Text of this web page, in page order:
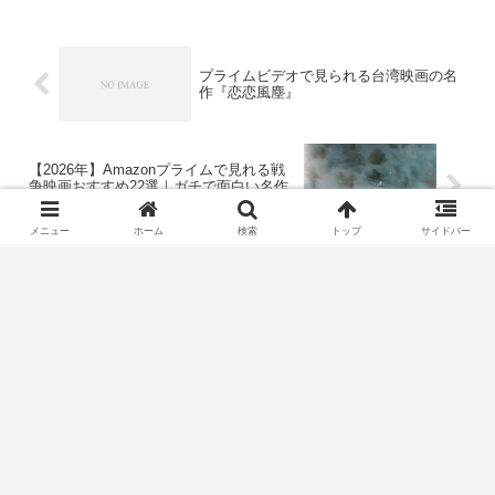
プライムビデオで見られる台湾映画の名
作『恋恋風塵』
【2026年】Amazonプライムで見れる戦
争映画おすすめ22選｜ガチで面白い名作
だけ紹介
メニュー ホーム 検索 トップ サイドバー